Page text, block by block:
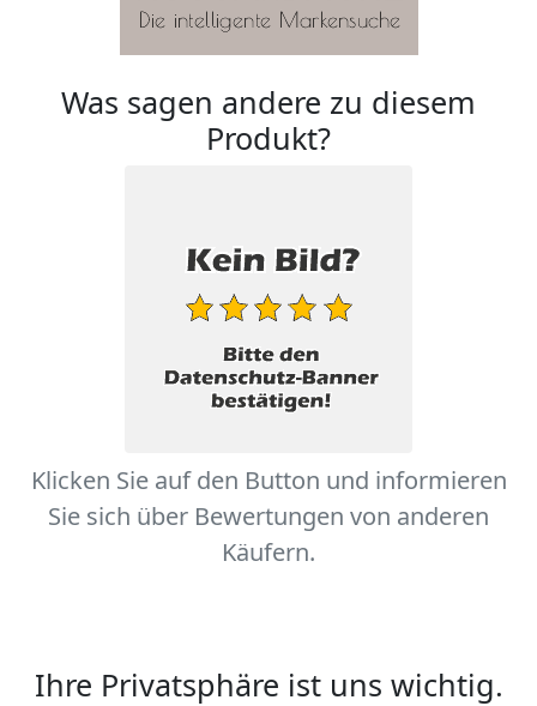
Was sagen andere zu diesem
Produkt?
Klicken Sie auf den Button und informieren
Sie sich über Bewertungen von anderen
Käufern.
Ihre Privatsphäre ist uns wichtig.